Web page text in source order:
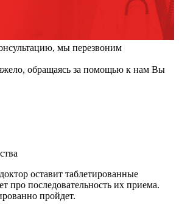
мы перезвоним
обращаясь за помощью к нам Вы
оставит таблетированные
про последовательность их приема.
пройдет.